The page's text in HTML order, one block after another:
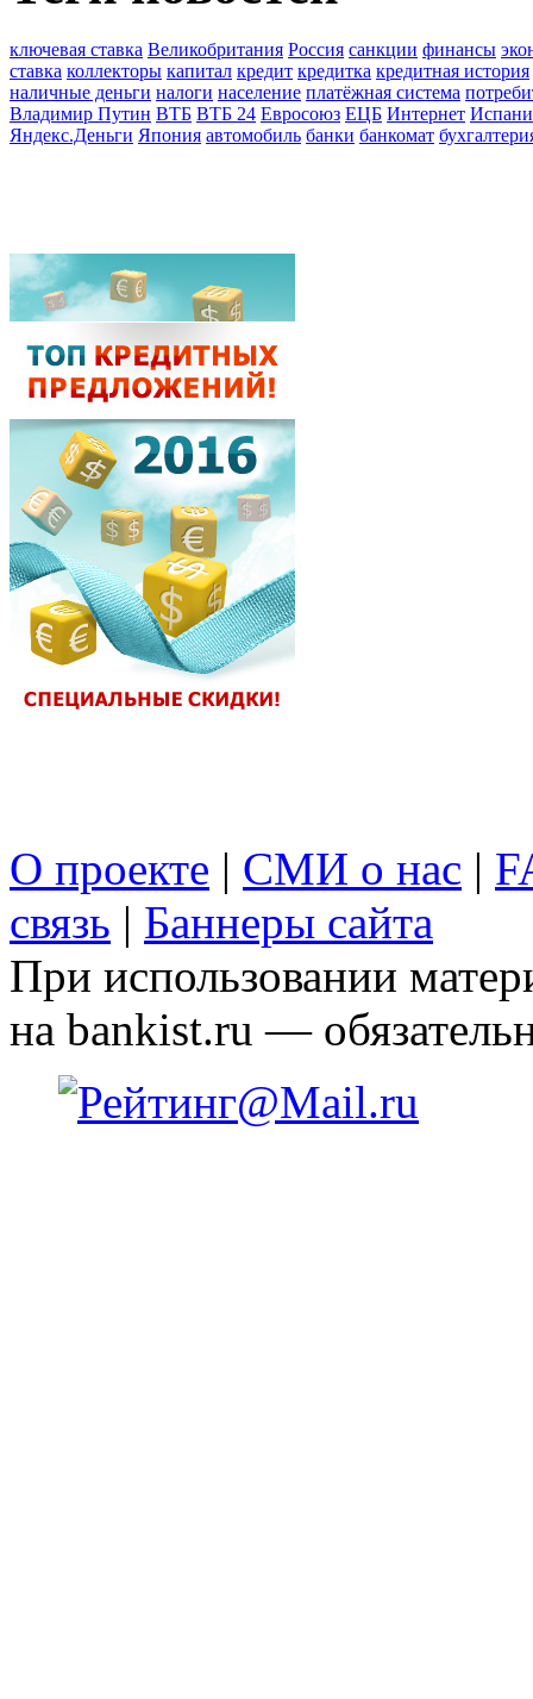
ключевая ставка Великобритания Россия санкции финансы
ставка коллекторы капитал кредит кредитка кредитная история
наличные деньги налоги население платёжная система
Владимир Путин ВТБ ВТБ 24 Евросоюз ЕЦБ Интернет
Яндекс.Деньги Япония автомобиль банки банкомат
О проекте | СМИ о нас |
связь | Баннеры сайта
При использовании
на bankist.ru —